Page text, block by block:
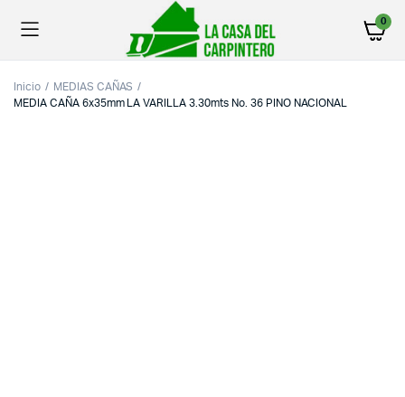
0
Inicio
MEDIAS CAÑAS
MEDIA CAÑA 6x35mm LA VARILLA 3.30mts No. 36 PINO NACIONAL